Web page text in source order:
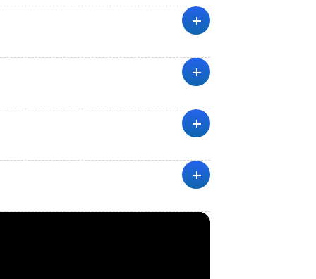
+
ยว และ $6.00 ต่อวันและหากต้องการเดิน
+
+
+